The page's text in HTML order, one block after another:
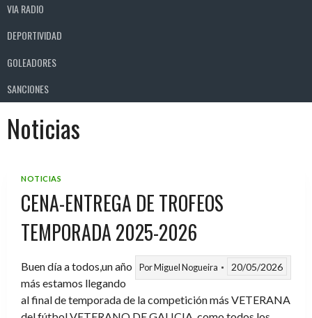
VIA RADIO
DEPORTIVIDAD
GOLEADORES
SANCIONES
Noticias
NOTICIAS
CENA-ENTREGA DE TROFEOS
TEMPORADA 2025-2026
PorMiguel Nogueira 20/05/2026
Buen día a todos,un año
más estamos llegando
al final de temporada de la competición más VETERANA